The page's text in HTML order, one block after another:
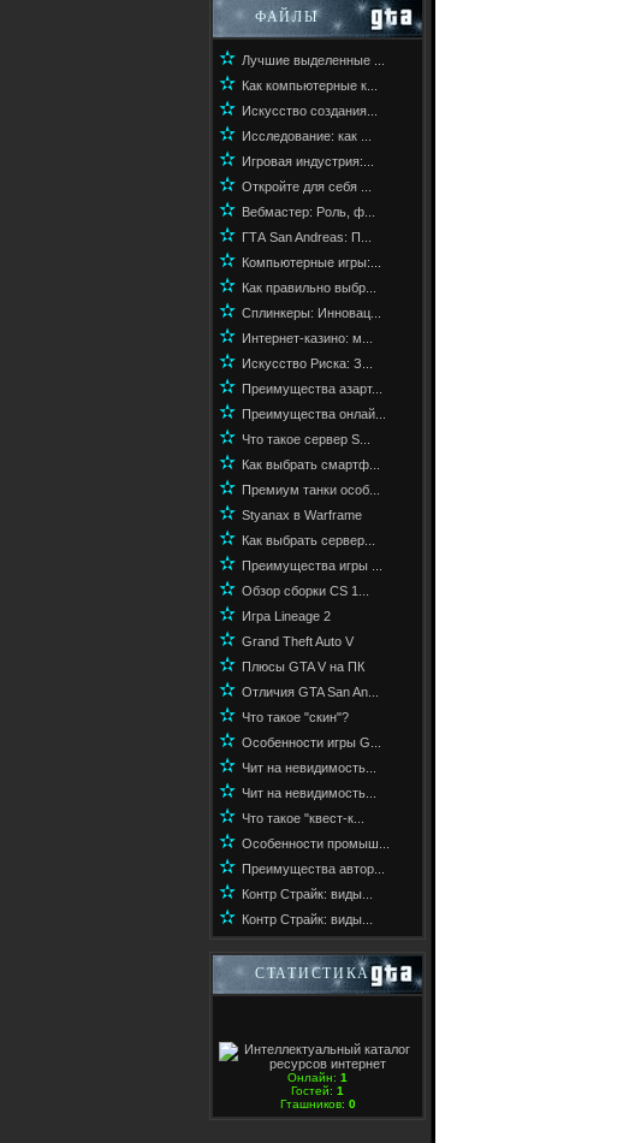
ФАЙЛЫ
✫ Лучшие выделенные ...
✫ Как компьютерные к...
✫ Искусство создания...
✫ Исследование: как ...
✫ Игровая индустрия:...
✫ Откройте для себя ...
✫ Вебмастер: Роль, ф...
✫ ГТА San Andreas: П...
✫ Компьютерные игры:...
✫ Как правильно выбр...
✫ Сплинкеры: Инновац...
✫ Интернет-казино: м...
✫ Искусство Риска: З...
✫ Преимущества азарт...
✫ Преимущества онлай...
✫ Что такое сервер S...
✫ Как выбрать смартф...
✫ Премиум танки особ...
✫ Styanax в Warframe
✫ Как выбрать сервер...
✫ Преимущества игры ...
✫ Обзор сборки CS 1...
✫ Игра Lineage 2
✫ Grand Theft Auto V
✫ Плюсы GTA V на ПК
✫ Отличия GTA San An...
✫ Что такое "скин"?
✫ Особенности игры G...
✫ Чит на невидимость...
✫ Чит на невидимость...
✫ Что такое "квест-к...
✫ Особенности промыш...
✫ Преимущества автор...
✫ Контр Страйк: виды...
✫ Контр Страйк: виды...
СТАТИСТИКА
Онлайн: 1
Гостей: 1
Гташников: 0